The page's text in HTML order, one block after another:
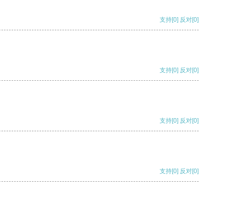
支持[0] 反对[0]
支持[0] 反对[0]
支持[0] 反对[0]
支持[0] 反对[0]